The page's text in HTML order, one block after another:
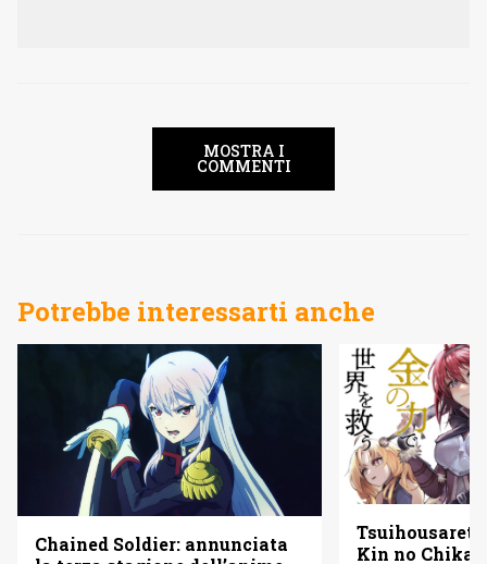
MOSTRA I
COMMENTI
Potrebbe interessarti anche
Chained Soldier: annunciata
Kin no